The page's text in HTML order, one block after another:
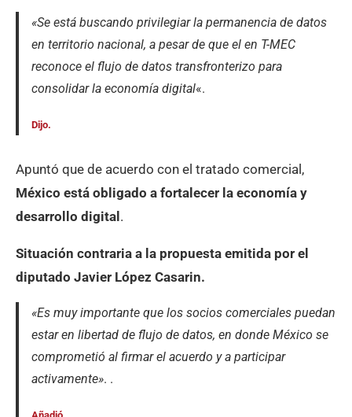
«Se está buscando privilegiar la permanencia de datos
en territorio nacional, a pesar de que el en T-MEC
reconoce el flujo de datos transfronterizo para
consolidar la economía digital«.
Dijo.
Apuntó que de acuerdo con el tratado comercial,
México está obligado a fortalecer la economía y
desarrollo digital .
Situación contraria a la propuesta emitida por el
diputado Javier López Casarin.
«Es muy importante que los socios comerciales puedan
estar en libertad de flujo de datos, en donde México se
comprometió al firmar el acuerdo y a participar
activamente». .